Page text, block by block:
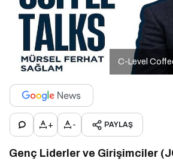
C-Level
+ - PAYLAŞ
Genç Liderler ve Girişimciler